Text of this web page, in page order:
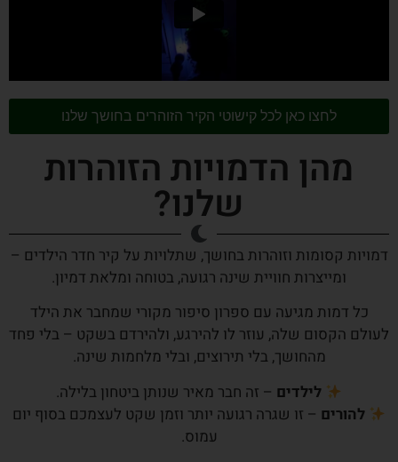
לחצו כאן לכל קישוטי הקיר הזוהרים בחושך שלנו
מהן הדמויות הזוהרות
שלנו?
דמויות קסומות וזוהרות בחושך, שתלויות על קיר חדר הילדים –
ומייצרות חוויית שינה רגועה, בטוחה ומלאת דמיון.
כל דמות מגיעה עם ספרון סיפור מקורי שמחבר את הילד
לעולם הקסום שלה, עוזר לו להירגע, ולהירדם בשקט – בלי פחד
מהחושך, בלי תירוצים, ובלי מלחמות שינה.
לילדים – זה חבר מאיר שנותן ביטחון בלילה.
להורים – זו שגרה רגועה יותר וזמן שקט לעצמכם בסוף יום
עמוס.